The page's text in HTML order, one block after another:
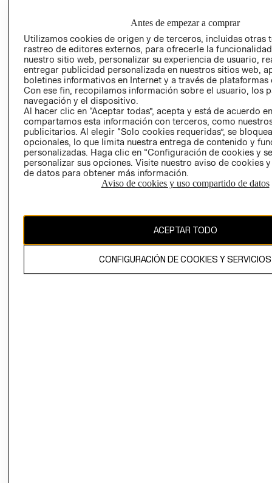
PROGRAMA DE
TRANSPARENCIA
Y ÉTICA (INGLÉS)
DE INDUSTRIA Y
COMERCIO - SIC
PETICIONES
QUEJAS Y
RECLAMOS
Colombia ($)
CAMBIAR REGIÓN
El contenido de esta página web está protegido por copyright y es
propiedad de H&M Hennes & Mauritz AB.
Antes de empezar a comprar
Utilizamos cookies de origen y de terceros, incluidas otras
rastreo de editores externos, para ofrecerle la
nuestro sitio web, personalizar su experiencia de usuario,
entregar publicidad personalizada en nuestros sitios web,
boletines informativos en Internet y a través de plataformas
Con ese fin, recopilamos información sobre el usuario, los
navegación y el dispositivo.
Al hacer clic en “Aceptar todas”, acepta y está de acuerdo
compartamos esta información con terceros, como
publicitarios. Al elegir “Solo cookies requeridas”, se
opcionales, lo que limita nuestra entrega de contenido y
personalizadas. Haga clic en “Configuración de cookies y
personalizar sus opciones. Visite nuestro aviso de cookies
de datos para obtener más información.
Aviso de cookies y uso compartido de datos
ACEPTAR TODO
CONFIGURACIÓN DE COOKIES Y SERVICIOS